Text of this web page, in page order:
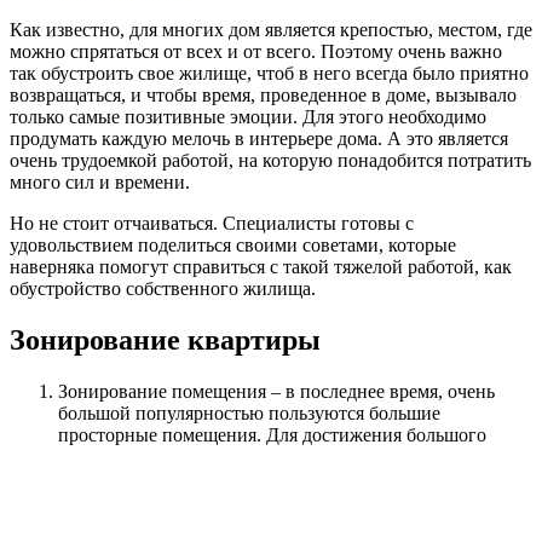
Как известно, для многих дом является крепостью, местом, где
можно спрятаться от всех и от всего. Поэтому очень важно
так обустроить свое жилище, чтоб в него всегда было приятно
возвращаться, и чтобы время, проведенное в доме, вызывало
только самые позитивные эмоции. Для этого необходимо
продумать каждую мелочь в интерьере дома. А это является
очень трудоемкой работой, на которую понадобится потратить
много сил и времени.
Но не стоит отчаиваться. Специалисты готовы с
удовольствием поделиться своими советами, которые
наверняка помогут справиться с такой тяжелой работой, как
обустройство собственного жилища.
Зонирование квартиры
Зонирование помещения – в последнее время, очень
большой популярностью пользуются большие
просторные помещения. Для достижения большого